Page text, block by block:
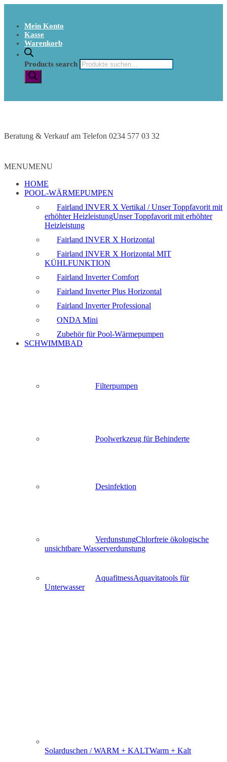
Mein Konto
Kasse
Warenkorb
Products search
Beratung & Verkauf am Telefon 0234 577 03 32
MENUMENU
HOME
POOL-WÄRMEPUMPEN
Fairland INVER X Vertikal / Unser Toppfavorit mit
erhöhter HeizleistungUnser Toppfavorit mit erhöhter
Heizleistung
Fairland INVER X Horizontal
Fairland INVER X Horizontal MIT
KÜHLFUNKTION
Fairland Inverter Comfort
Fairland Inverter Plus Horizontal
Fairland Inverter Professional
ONDA Mini
Zubehör für Pool-Wärmepumpen
SCHWIMMBAD
Filterpumpen
Poolwerkzeug für Behinderte
Desinfektion
VerdunstungChlorfreie ökologische
unsichtbare Wasserverdunstung
AquafitnessAquavitatools für
Unterwasser
Solarduschen / WARM + KALTWarm + Kalt